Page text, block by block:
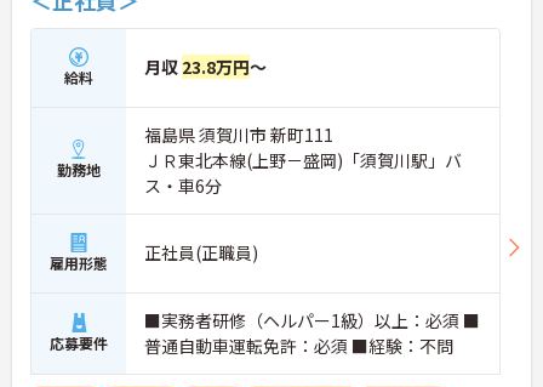
給料 月収 23.8万円～
勤務地
福島県 須賀川市 新町111
ＪＲ東北本線(上野－盛岡)「須賀川駅」バ
ス・車6分
雇用形態 正社員(正職員)
応募要件
■実務者研修（ヘルパー1級）以上：必須 ■
普通自動車運転免許：必須 ■経験：不問